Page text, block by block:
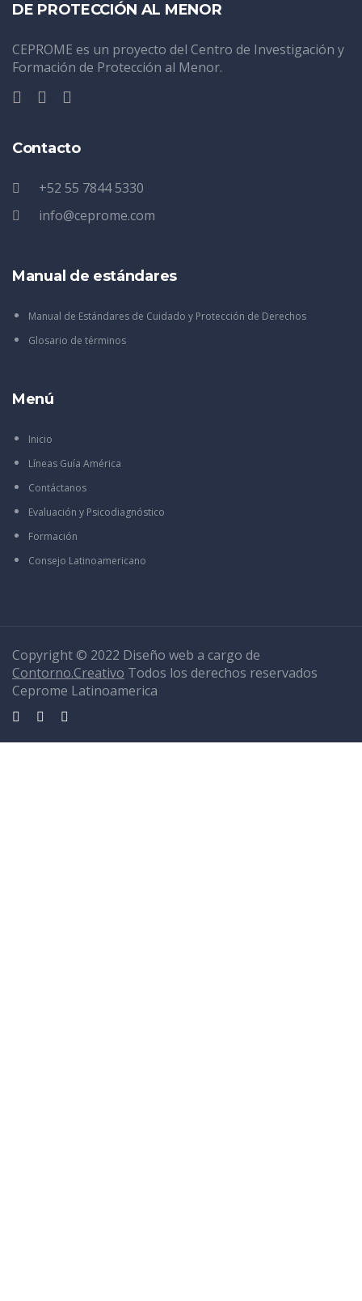
DE PROTECCIÓN AL MENOR
CEPROME es un proyecto del Centro de Investigación y
Formación de Protección al Menor.
Contacto
+52 55 7844 5330
info@ceprome.com
Manual de estándares
Manual de Estándares de Cuidado y Protección de Derechos
Glosario de términos
Menú
Inicio
Líneas Guía América
Contáctanos
Evaluación y Psicodiagnóstico
Formación
Consejo Latinoamericano
Copyright © 2022 Diseño web a cargo de
Contorno.Creativo Todos los derechos reservados
Ceprome Latinoamerica